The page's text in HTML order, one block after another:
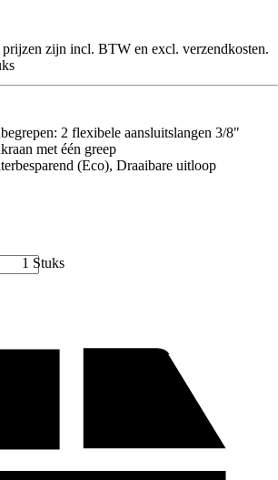
zijn incl. BTW en excl. verzendkosten.
: 2 flexibele aansluitslangen 3/8"
met één greep
(Eco), Draaibare uitloop
1 Stuks